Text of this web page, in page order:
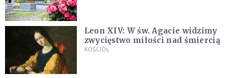
Leon XIV: W św. Agacie widzimy
zwycięstwo miłości nad śmiercią
KOŚCIÓŁ